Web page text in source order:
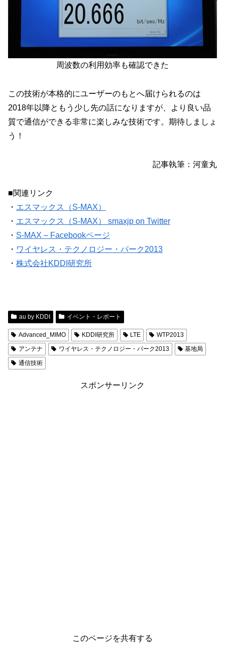
周波数の利用効率も確認できた
この技術が本格的にユーザーのもとへ届けられるのは
2018年以降ともう少し先の話になりますが、より良い品
質で通信ができる非常に楽しみな技術です。期待しましょ
う！
記事執筆：河童丸
■関連リンク
・ エスマックス（S-MAX）
・ エスマックス（S-MAX） smaxjp on Twitter
・ S-MAX – Facebookページ
・ ワイヤレス・テクノロジー・パーク2013
・ 株式会社KDDI研究所
au by KDDI イベント・レポート
Advanced_MIMO KDDI研究所 LTE
WTP2013
アンテナ
ワイヤレス・テクノロジー・パーク2013
基地局
通信技術
スポンサーリンク
このページを共有する